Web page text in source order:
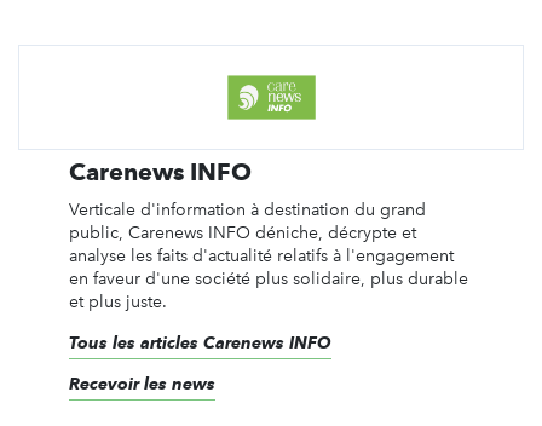
Carenews INFO
Verticale d'information à destination du grand
public, Carenews INFO déniche, décrypte et
analyse les faits d'actualité relatifs à l'engagement
en faveur d'une société plus solidaire, plus durable
et plus juste.
Tous les articles Carenews INFO
Recevoir les news